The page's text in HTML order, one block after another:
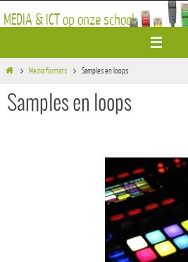
naar
MEDIA & ICT op onze school
HomeMedia formats Samples en loops
Samples en loops